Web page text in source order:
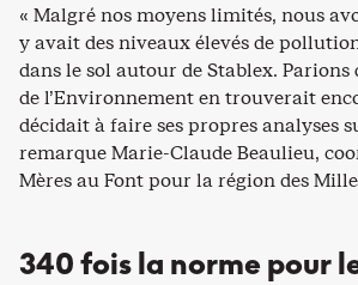
« Malgré nos moyens limités, nous
y avait des niveaux élevés de
dans le sol autour de Stablex.
de l’Environnement en trouverait
décidait à faire ses propres analyses
remarque Marie-Claude Beaulieu,
Mères au Font pour la région des
340 fois la norme pour